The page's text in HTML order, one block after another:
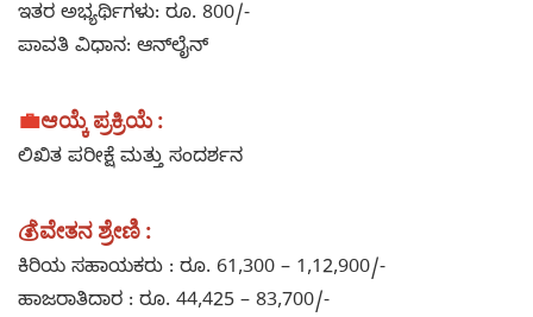
ಇತರ ಅಭ್ಯರ್ಥಿಗಳು: ರೂ. 800/-
ಪಾವತಿ ವಿಧಾನ: ಆನ್‌ಲೈನ್
💼ಆಯ್ಕೆ ಪ್ರಕ್ರಿಯೆ :
ಲಿಖಿತ ಪರೀಕ್ಷೆ ಮತ್ತು ಸಂದರ್ಶನ
💰ವೇತನ ಶ್ರೇಣಿ :
ಕಿರಿಯ ಸಹಾಯಕರು : ರೂ. 61,300 – 1,12,900/-
ಹಾಜರಾತಿದಾರ : ರೂ. 44,425 – 83,700/-